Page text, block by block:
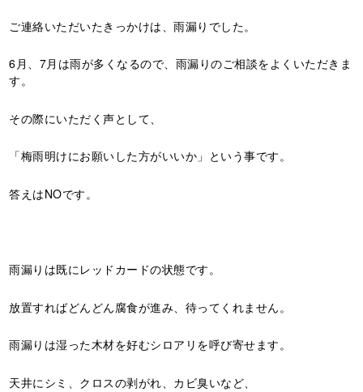
ご連絡いただいたきっかけは、雨漏りでした。
6月、7月は雨が多くなるので、雨漏りのご相談をよくいただきま
す。
その際にいただく声として、
「梅雨明けにお願いした方がいいか」という事です。
答えはNOです。
雨漏りは既にレッドカードの状態です。
放置すればどんどん腐食が進み、待ってくれません。
雨漏りは湿った木材を好むシロアリを呼び寄せます。
天井にシミ、クロスの剥がれ、カビ臭いなど、